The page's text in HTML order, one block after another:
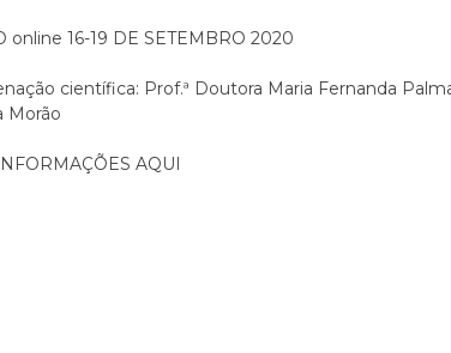
online 16-19 DE SETEMBRO 2020
científica: Prof.ª Doutora Maria Fernanda
Morão
AQUI